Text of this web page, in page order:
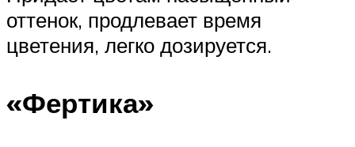
оттенок, продлевает время
цветения, легко дозируется.
«Фертика»